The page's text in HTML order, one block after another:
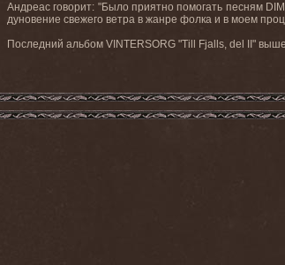
Андреас говорит: "Было приятно помогать песням
дуновение свежего ветра в жанре фолка и в моем
Последний альбом VINTERSORG "Till Fjalls, del II"